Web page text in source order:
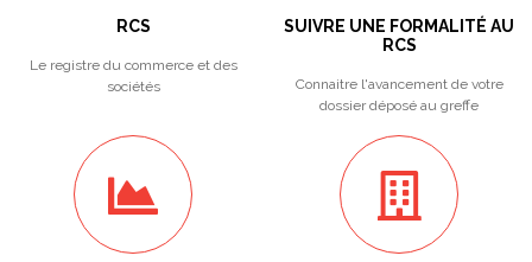
RCS
Le registre du commerce et des
sociétés
SUIVRE UNE FORMALITÉ AU
RCS
Connaitre l'avancement de votre
dossier déposé au greffe